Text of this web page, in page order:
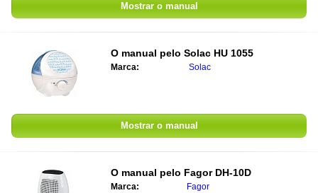
Mostrar o manual
O manual pelo Solac HU 1055
Marca: Solac
Mostrar o manual
O manual pelo Fagor DH-10D
Marca: Fagor